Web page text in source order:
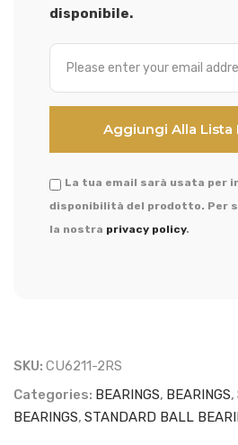
disponibile.
La tua email sarà usata per
disponibilità del prodotto. Per
la nostra privacy policy.
SKU: CU6211-2RS
Categories: BEARINGS, BEARINGS,
BEARINGS, STANDARD BALL